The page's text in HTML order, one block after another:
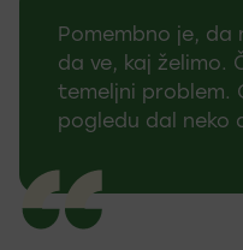
Pomembno je, da
da ve, kaj želimo.
temeljni problem.
pogledu dal neko